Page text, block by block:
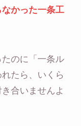
かった一条工
のに「一条ル
たら、いくら
合いませんよ